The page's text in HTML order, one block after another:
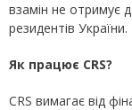
взамін не отримує
резидентів України.
Як працює CRS?
CRS вимагає від